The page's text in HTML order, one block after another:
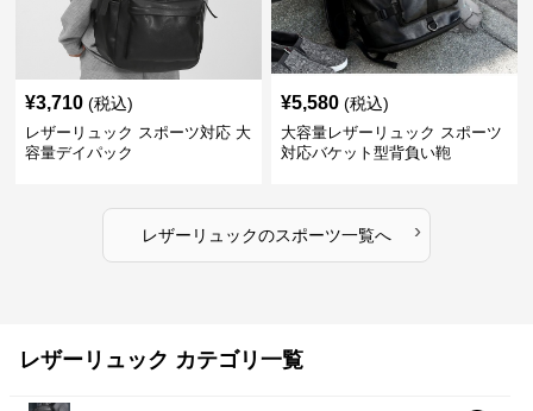
¥3,710 (税込)
レザーリュック スポーツ対応 大
容量デイパック
¥5,580 (税込)
大容量レザーリュック スポーツ
対応バケット型背負い鞄
レザーリュックのスポーツ一覧へ ›
レザーリュック カテゴリ一覧